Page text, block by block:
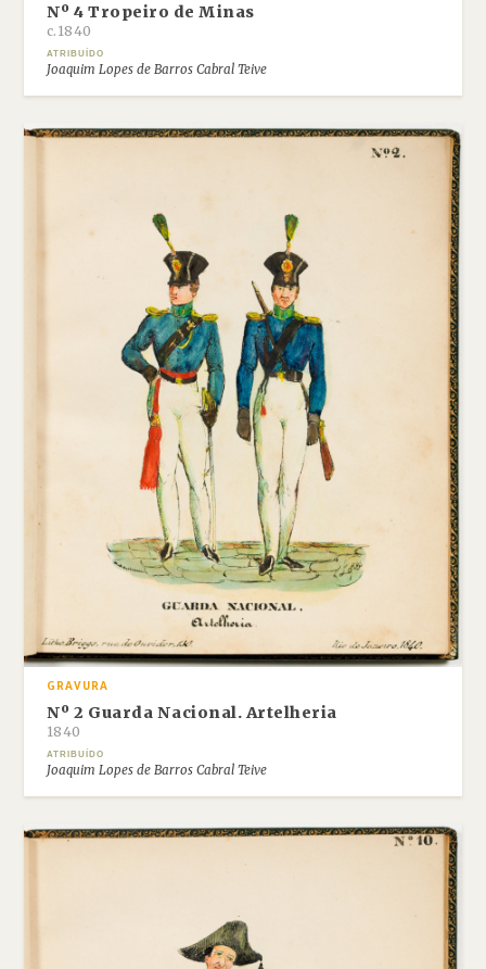
Nº 4 Tropeiro de Minas
c.1840
ATRIBUÍDO
Joaquim Lopes de Barros Cabral Teive
GRAVURA
Nº 2 Guarda Nacional. Artelheria
1840
ATRIBUÍDO
Joaquim Lopes de Barros Cabral Teive